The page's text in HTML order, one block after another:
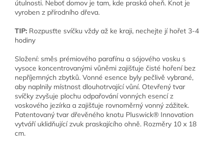
útulnosti. Neboť domov je tam, kde praská oheň. Knot je
vyroben z přírodního dřeva.
TIP: Rozpusťte svíčku vždy až ke kraji, nechejte jí hořet 3-4
hodiny
Složení: směs prémiového parafínu a sójového vosku s
vysoce koncentrovanými vůněmi zajišťuje čisté hoření bez
nepříjemných zbytků. Vonné esence byly pečlivě vybrané,
aby naplnily místnost dlouhotrvající vůní. Otevřený tvar
svíčky zvyšuje plochu odpařování vonných esencí z
voskového jezírka a zajišťuje rovnoměrný vonný zážitek.
Patentovaný tvar dřevěného knotu Pluswick® Innovation
vytváří uklidňující zvuk praskajícího ohně. Rozměry 10 x 18
cm.